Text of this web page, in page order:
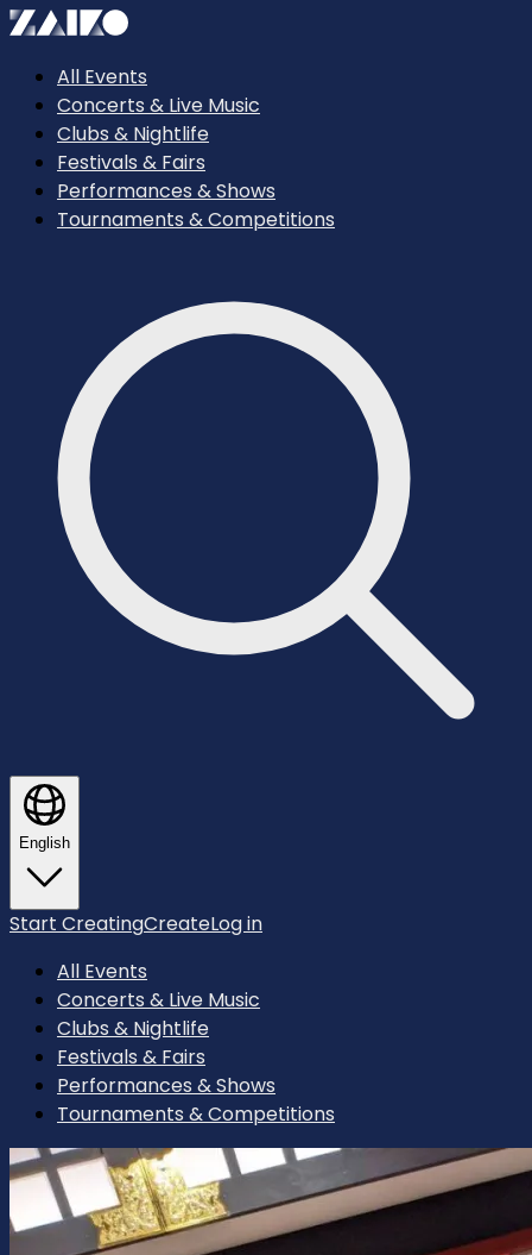
All Events
Concerts & Live Music
Clubs & Nightlife
Festivals & Fairs
Performances & Shows
Tournaments & Competitions
English
Start CreatingCreateLog in
All Events
Concerts & Live Music
Clubs & Nightlife
Festivals & Fairs
Performances & Shows
Tournaments & Competitions